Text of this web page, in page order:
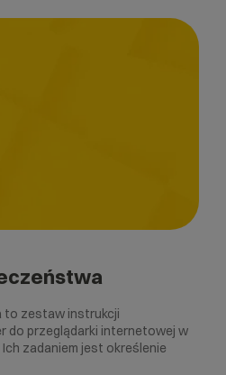
to zestaw instrukcji
do przeglądarki internetowej w
zadaniem jest określenie